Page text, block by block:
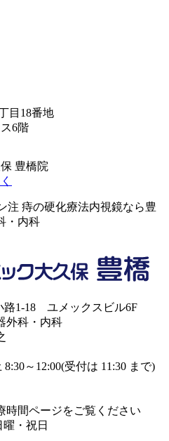
目18番地
6階
注 痔の硬化療法内視鏡なら豊
・内科
路1-18 ユメックスビル6F
外科・内科
～12:00(受付は 11:30 まで)
時間ページをご覧ください
・祝日